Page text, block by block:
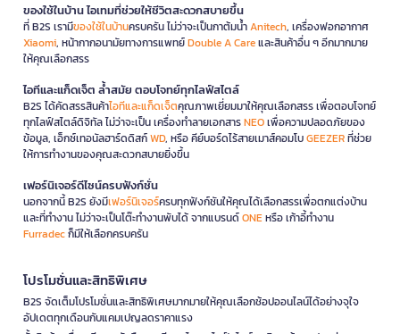
ของใช้ในบ้าน ไอเทมที่ช่วยให้ชีวิตสะดวกสบายขึ้น
ที่ B2S เรามีของใช้ในบ้านครบครัน ไม่ว่าจะเป็นกาต้มน้ำAnitech, เครื่องฟอกอากาศ
Xiaomi, หน้ากากอนามัยทางการแพทย์Double A Careและสินค้าอื่น ๆ อีกมากมาย
ให้คุณเลือกสรร
ไอทีและแก็ดเจ็ต ล้ำสมัย ตอบโจทย์ทุกไลฟ์สไตล์
B2S ได้คัดสรรสินค้าไอทีและแก็ดเจ็ตคุณภาพเยี่ยมมาให้คุณเลือกสรร เพื่อตอบโจทย์
ทุกไลฟ์สไตล์ดิจิทัล ไม่ว่าจะเป็น เครื่องทำลายเอกสารNEOเพื่อความปลอดภัยของ
ข้อมูล, เอ็กซ์เทอนัลฮาร์ดดิสก์WD, หรือ คีย์บอร์ดไร้สายเมาส์คอมโบGEEZERที่ช่วย
ให้การทำงานของคุณสะดวกสบายยิ่งขึ้น
เฟอร์นิเจอร์ดีไซน์ครบฟังก์ชั่น
นอกจากนี้ B2S ยังมีเฟอร์นิเจอร์ครบทุกฟังก์ชันให้คุณได้เลือกสรรเพื่อตกแต่งบ้าน
และที่ทำงาน ไม่ว่าจะเป็นโต๊ะทำงานพับได้ จากแบรนด์ONEหรือ เก้าอี้ทำงาน
Furradecก็มีให้เลือกครบครัน
โปรโมชั่นและสิทธิพิเศษ
B2S จัดเต็มโปรโมชั่นและสิทธิพิเศษมากมายให้คุณเลือกช้อปออนไลน์ได้อย่างจุใจ
อัปเดตทุกเดือนกับแคมเปญลดราคาแรง